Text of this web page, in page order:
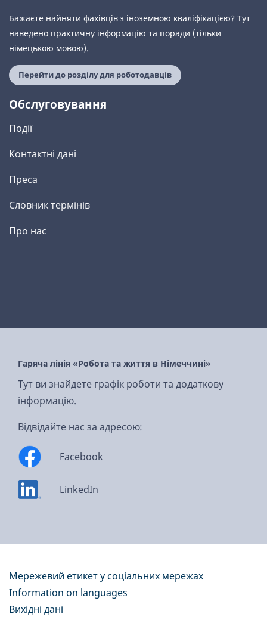
Бажаєте найняти фахівців з іноземною кваліфікацією? Тут
наведено практичну інформацію та поради (тільки
німецькою мовою).
Перейти до розділу для роботодавців
Обслуговування
Події
Контактні дані
Преса
Словник термінів
Про нас
Гаряча лінія «Робота та життя в Німеччині»
Тут ви знайдете графік роботи та додаткову
інформацію.
Відвідайте нас за адресою:
Facebook
LinkedIn
Мережевий етикет у соціальних мережах
Information on languages
Вихідні дані